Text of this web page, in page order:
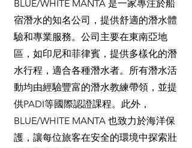
BLUE/WHITE MANTA 是一家專注於船
宿潛水的知名公司，提供舒適的潛水體
驗和專業服務。公司主要在東南亞地
區，如印尼和菲律賓，提供多樣化的潛
水行程，適合各種潛水者。所有潛水活
動均由經驗豐富的潛水教練帶領，並提
供PADI等國際認證課程。此外，
BLUE/WHITE MANTA 也致力於海洋保
護，讓每位旅客在安全的環境中探索壯